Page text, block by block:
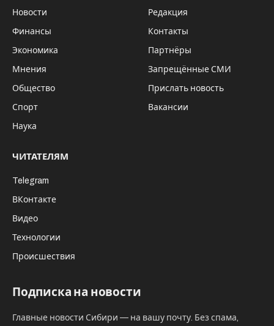
Новости
Финансы
Экономика
Мнения
Общество
Спорт
Наука
Редакция
Контакты
Партнёры
Запрещённые СМИ
Прислать новость
Вакансии
ЧИТАТЕЛЯМ
Telegram
ВКонтакте
Видео
Технологии
Происшествия
Подписка на новости
Главные новости Сибири — на вашу почту. Без спама,